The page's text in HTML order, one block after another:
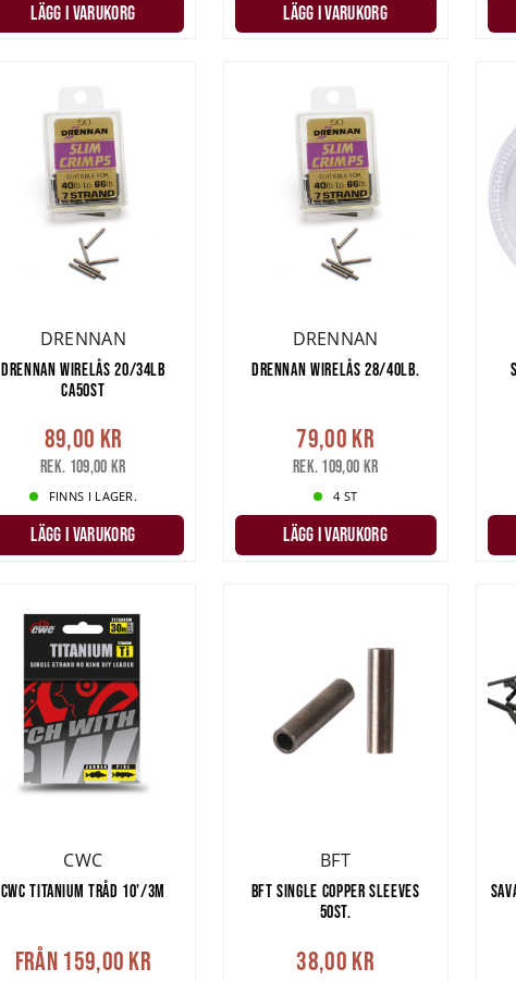
LÄGG I VARUKORG LÄGG I VARUKORG
DRENNAN
DRENNAN WIRELÅS 20/34LB
CA50ST
89,00 kr
Rek. 109,00 kr
FINNS I LAGER.
LÄGG I VARUKORG
DRENNAN
DRENNAN WIRELÅS 28/40LB.
79,00 kr
Rek. 109,00 kr
4 ST
LÄGG I VARUKORG
CWC
CWC TITANIUM TRÅD 10'/3M
Från 159,00 kr
BFT
BFT SINGLE COPPER SLEEVES
50ST.
38,00 kr